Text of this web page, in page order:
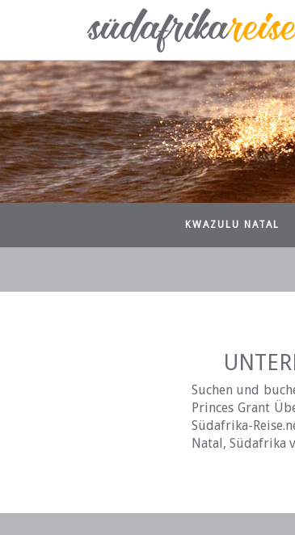
KWAZULU NATAL
Suchen und
Princes Grant
Südafrika-
Natal, Südafrika